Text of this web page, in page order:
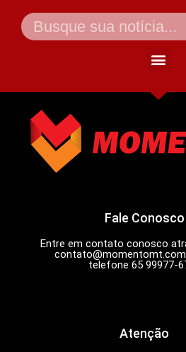
Fale Conosco
Entre em contato conosco
telefone 65 99977-
Atenção